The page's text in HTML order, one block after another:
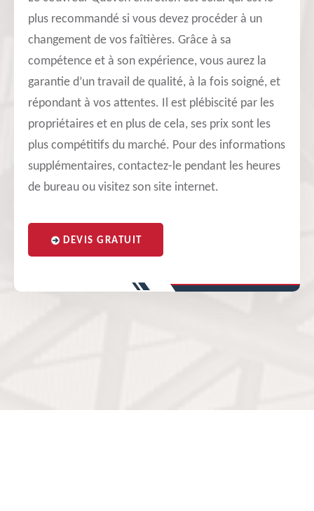
plus recommandé si vous devez procéder à un
changement de vos faîtières. Grâce à sa
compétence et à son expérience, vous aurez la
garantie d’un travail de qualité, à la fois soigné, et
répondant à vos attentes. Il est plébiscité par les
propriétaires et en plus de cela, ses prix sont les
plus compétitifs du marché. Pour des informations
supplémentaires, contactez-le pendant les heures
de bureau ou visitez son site internet.
DEVIS GRATUIT